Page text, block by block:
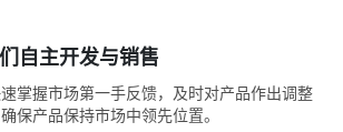
自主开发与销售
掌握市场第一手反馈，及时对产品作出调整
保产品保持市场中领先位置。